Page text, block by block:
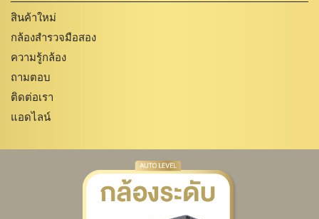
สินค้าใหม่
กล้องสำรวจมือสอง
ความรู้กล้อง
ถามตอบ
ติดต่อเรา
แอดไลน์